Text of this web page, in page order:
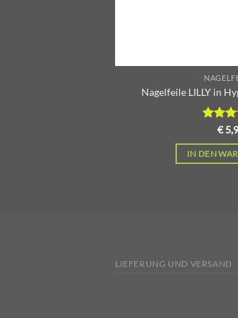
Nagelfeile LILLY in
von 5
€
IN DEN
LIEFERUNG UND VERSAND